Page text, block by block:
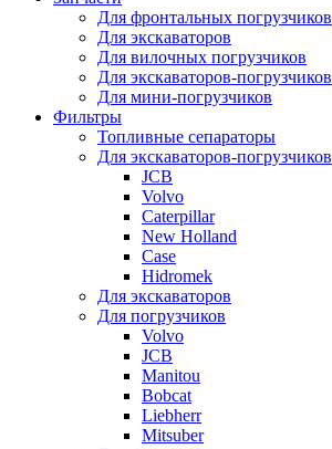
Для фронтальных погрузчиков
Для экскаваторов
Для вилочных погрузчиков
Для экскаваторов-погрузчиков
Для мини-погрузчиков
Фильтры
Топливные сепараторы
Для экскаваторов-погрузчиков
JCB
Volvo
Caterpillar
New Holland
Case
Hidromek
Для экскаваторов
Для погрузчиков
Volvo
JCB
Manitou
Bobcat
Liebherr
Mitsuber